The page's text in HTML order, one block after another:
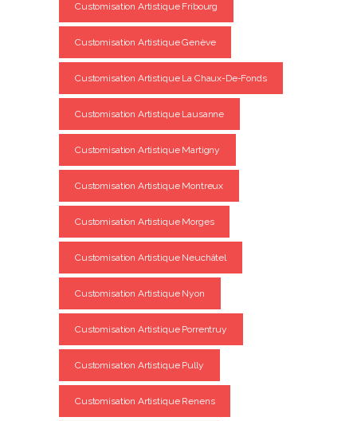
Customisation Artistique Fribourg
Customisation Artistique Genève
Customisation Artistique La Chaux-De-Fonds
Customisation Artistique Lausanne
Customisation Artistique Martigny
Customisation Artistique Montreux
Customisation Artistique Morges
Customisation Artistique Neuchâtel
Customisation Artistique Nyon
Customisation Artistique Porrentruy
Customisation Artistique Pully
Customisation Artistique Renens